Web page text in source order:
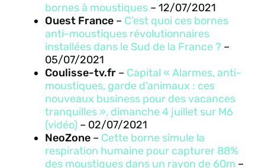
bornes à moustiques – 12/07/2021
Ouest France– C’est quoi ces bornes
anti-moustiques révolutionnaires
installées dans le Sud de la France ? –
05/07/2021
Coulisse-tv.fr– Capital « Alarmes, anti-
moustiques, garde d’animaux : ces
nouveaux business pour des vacances
tranquilles », dimanche 4 juillet sur M6
(vidéo) – 02/07/2021
NeoZone– Cette borne simule la
respiration humaine pour capturer 88%
des moustiques dans un rayon de 60m –